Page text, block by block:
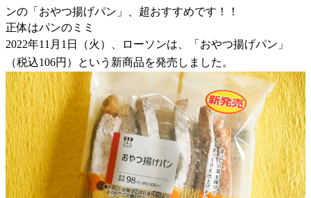
ンの「おやつ揚げパン」、超おすすめです！！
正体はパンのミミ
2022年11月1日（火）、ローソンは、「おやつ揚げパン」
（税込106円）という新商品を発売しました。